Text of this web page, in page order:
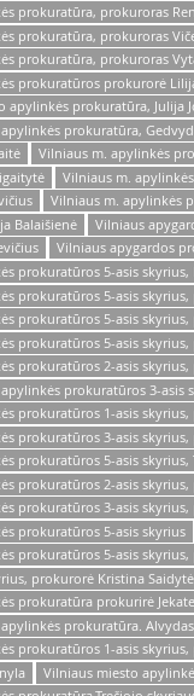
prokuratūra, prokuroras
prokuratūra, prokuroras
prokuratūra, prokuroras
prokuratūros prokurorė
prokuratūra, Julija
prokuratūra,
Vilniaus m. apylinkės
Vilniaus m.
Vilniaus m. apylinkės
Balaišienė
Vilniaus
Vilniaus apygardos
prokuratūros 5-asis skyrius,
prokuratūros 5-asis
prokuratūros 5-asis
prokuratūros 5-asis skyrius,
prokuratūros 2-asis
prokuratūros 3-asis
prokuratūros 1-asis skyrius,
prokuratūros 3-asis
prokuratūros 5-asis skyrius,
prokuratūros 2-asis
prokuratūros 3-asis skyrius,
prokuratūros 5-asis skyrius
prokuratūros 5-asis
prokurorė Kristina
prokuratūra prokurirė
prokuratūra.
prokuratūros 1-asis
Vilniaus miesto